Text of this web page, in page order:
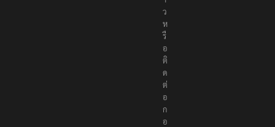
ว
ห
รื
อ
ติ
ด
ต่
อ
ก
อ